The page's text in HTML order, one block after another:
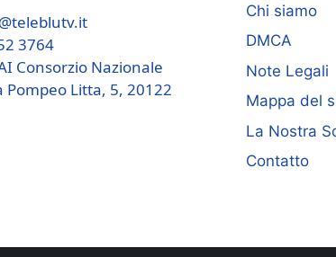
3764
Consorzio Nazionale
Pompeo Litta, 5, 20122
Chi siamo
DMCA
Note Legali
Mappa del
La Nostra
Contatto